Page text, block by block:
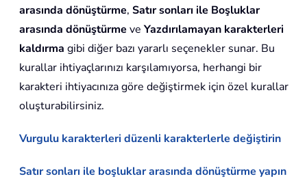
arasında dönüştürme, Satır sonları ile Boşluklar
arasında dönüştürme ve Yazdırılamayan karakterleri
kaldırma gibi diğer bazı yararlı seçenekler sunar. Bu
kurallar ihtiyaçlarınızı karşılamıyorsa, herhangi bir
karakteri ihtiyacınıza göre değiştirmek için özel kurallar
oluşturabilirsiniz.
Vurgulu karakterleri düzenli karakterlerle değiştirin
Satır sonları ile boşluklar arasında dönüştürme yapın